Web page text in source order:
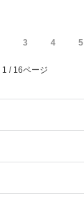
3 4 5
1 / 16ページ